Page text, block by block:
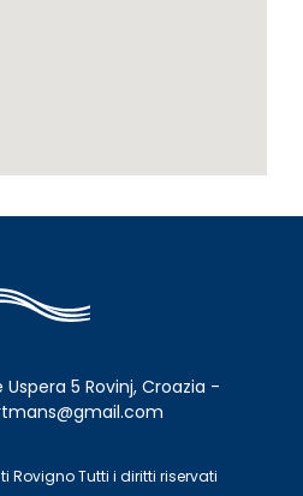
5 Rovinj, Croazia -
Rovigno Tutti i diritti riservati